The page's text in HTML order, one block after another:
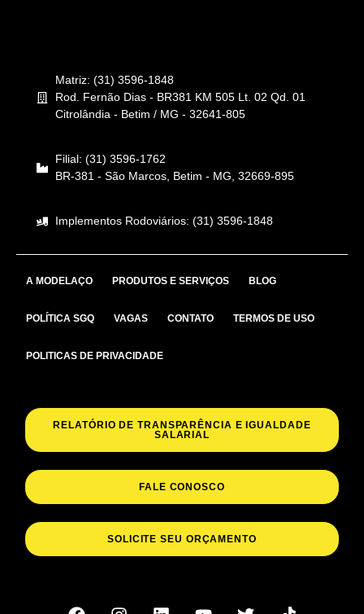
Matriz: (31) 3596-1848
Rod. Fernão Dias - BR381 KM 505 Lt. 02 Qd. 01
Citrolândia - Betim / MG - 32641-805
Filial: (31) 3596-1762
BR-381 - São Marcos, Betim - MG, 32669-895
Implementos Rodoviários: (31) 3596-1848
A MODELAÇO PRODUTOS E SERVIÇOS BLOG
POLÍTICA SGQ VAGAS CONTATO TERMOS DE USO
POLITICAS DE PRIVACIDADE
RELATÓRIO DE TRANSPARÊNCIA E IGUALDADE
SALARIAL
FALE CONOSCO
SOLICITE SEU ORÇAMENTO